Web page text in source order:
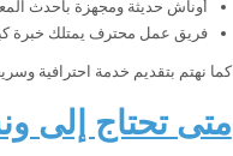
أوناش حديثة ومجهزة بأحدث
فريق عمل محترف يمتلك خبرة
كما نهتم بتقديم خدمة احترافية
متى تحتاج إلى